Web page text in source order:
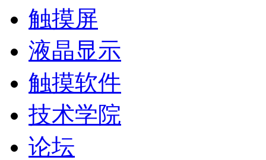
触摸屏
液晶显示
触摸软件
技术学院
论坛